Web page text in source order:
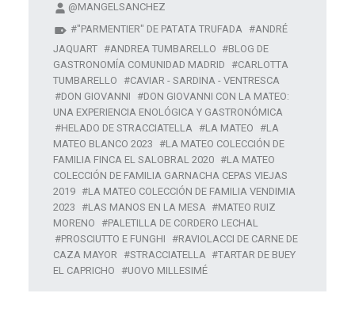
@MANGELSANCHEZ
"PARMENTIER" DE PATATA TRUFADA
ANDRÉ
JAQUART
ANDREA TUMBARELLO
BLOG DE
GASTRONOMÍA COMUNIDAD MADRID
CARLOTTA
TUMBARELLO
CAVIAR - SARDINA - VENTRESCA
DON GIOVANNI
DON GIOVANNI CON LA MATEO:
UNA EXPERIENCIA ENOLÓGICA Y GASTRONÓMICA
HELADO DE STRACCIATELLA
LA MATEO
LA
MATEO BLANCO 2023
LA MATEO COLECCIÓN DE
FAMILIA FINCA EL SALOBRAL 2020
LA MATEO
COLECCIÓN DE FAMILIA GARNACHA CEPAS VIEJAS
2019
LA MATEO COLECCIÓN DE FAMILIA VENDIMIA
2023
LAS MANOS EN LA MESA
MATEO RUIZ
MORENO
PALETILLA DE CORDERO LECHAL
PROSCIUTTO E FUNGHI
RAVIOLACCI DE CARNE DE
CAZA MAYOR
STRACCIATELLA
TARTAR DE BUEY
EL CAPRICHO
UOVO MILLESIMÉ